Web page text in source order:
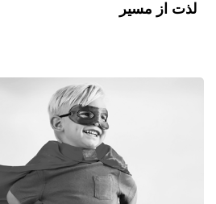
لذت از مسیر